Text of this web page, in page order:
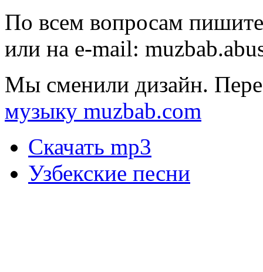
По всем вопросам
или на e-mail:
Мы сменили дизайн.
музыку muzbab.com
Скачать mp3
Узбекские песни